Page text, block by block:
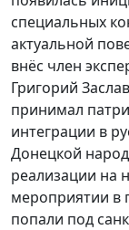
специальных
актуальной
внёс член
Григорий
принимал
интеграции в
Донецкой
реализации на
мероприятии в
попали под